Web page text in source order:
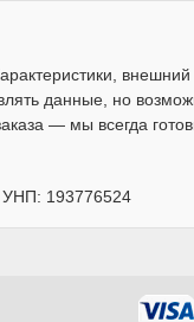
внешний
данные, но
— мы всегда
УНП: 193776524